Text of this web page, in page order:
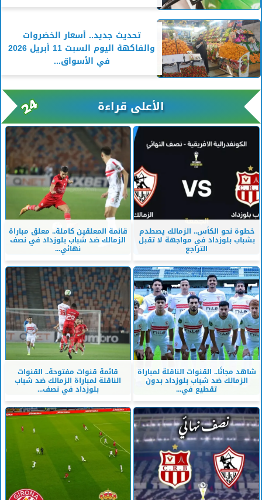
تحديث جديد.. أسعار الخضروات
والفاكهة اليوم السبت 11 أبريل 2026
في الأسواق...
الأعلى قراءة
خطوة نحو الكأس.. الزمالك يصطدم
بشباب بلوزداد في مواجهة لا تقبل
التراجع
قائمة المعلقين كاملة.. معلق مباراة
الزمالك ضد شباب بلوزداد في نصف
نهائي...
شاهد مجانًا.. القنوات الناقلة لمباراة
الزمالك ضد شباب بلوزداد بدون
تقطيع في...
قائمة قنوات مفتوحة.. القنوات
الناقلة لمباراة الزمالك ضد شباب
بلوزداد في نصف...